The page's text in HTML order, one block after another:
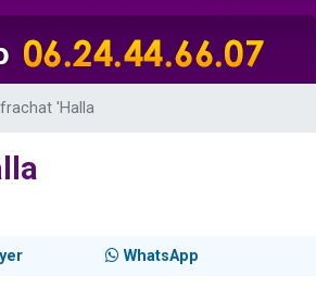
sur WhatsApp
sur WhatsApp
'Halla
WhatsApp